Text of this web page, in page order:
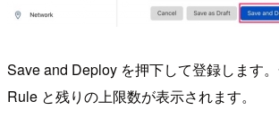
Save and Deploy を押下して登録します
Rule と残りの上限数が表示されます。